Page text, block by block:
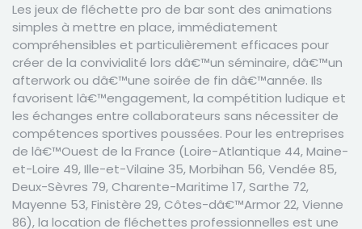
Les jeux de fléchette pro de bar sont des animations
simples à mettre en place, immédiatement
compréhensibles et particulièrement efficaces pour
créer de la convivialité lors dâ€™un séminaire, dâ€™un
afterwork ou dâ€™une soirée de fin dâ€™année. Ils
favorisent lâ€™engagement, la compétition ludique et
les échanges entre collaborateurs sans nécessiter de
compétences sportives poussées. Pour les entreprises
de lâ€™Ouest de la France (Loire-Atlantique 44, Maine-
et-Loire 49, Ille-et-Vilaine 35, Morbihan 56, Vendée 85,
Deux-Sèvres 79, Charente-Maritime 17, Sarthe 72,
Mayenne 53, Finistère 29, Côtes-dâ€™Armor 22, Vienne
86), la location de fléchettes professionnelles est une